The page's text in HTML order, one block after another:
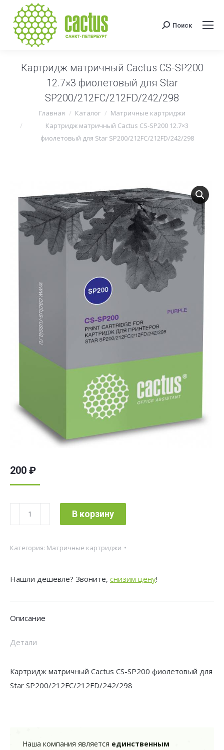
Поиск:
Поиск
Картридж матричный Cactus CS-SP200
12.7×3 фиолетовый для Star
SP200/212FC/212FD/242/298
Вы здесь:Главная Каталог
Матричные картриджи
Картридж матричный Cactus CS-SP200 12.7×3
фиолетовый для Star SP200/212FC/212FD/242/298
200 ₽
Количество
товара
матричный
CS-
фиолетовый
Star
В корзину
Категория: Матричные картриджи
Нашли дешевле? Звоните, снизим цену!
Описание
Детали
Картридж матричный Cactus CS-SP200 фиолетовый для
Star SP200/212FC/212FD/242/298
Наша компания является единственным